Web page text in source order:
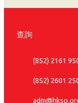
查詢
(852) 2161
(852) 2601